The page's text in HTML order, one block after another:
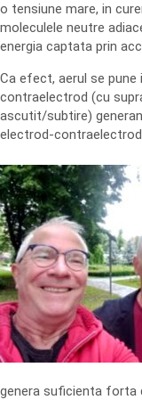
o tensiune mare, in
moleculele neutre
energia captata prin
Ca efect, aerul se
contraelectrod (cu
ascutit/subtire)
electrod-
genera suficienta forta